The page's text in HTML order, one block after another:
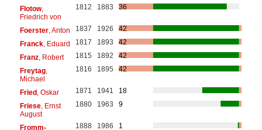
Flotow,
Friedrich von
1812 1883 36
Foerster, Anton 1837 1926
42
Franck, Eduard 1817 1893
42
Franz, Robert 1815 1892
42
Freytag,
Michael
1816 1895 42
Fried, Oskar 1871 1941
18
Friese, Ernst
August
1880 1963 9
Fromm-
1888 1986 1